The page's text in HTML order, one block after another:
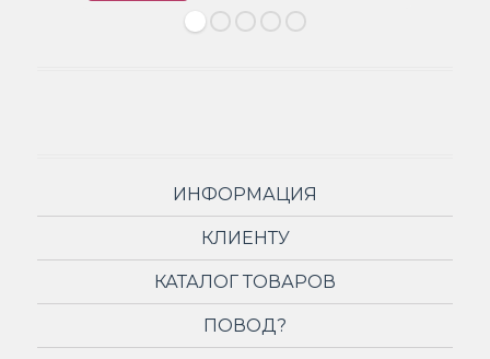
ИНФОРМАЦИЯ
КЛИЕНТУ
КАТАЛОГ ТОВАРОВ
ПОВОД?